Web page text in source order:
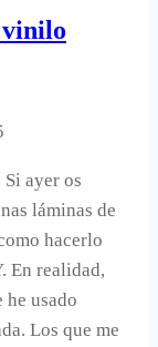
vinilo
ayer os
láminas de
hacerlo
En realidad,
he usado
Los que me